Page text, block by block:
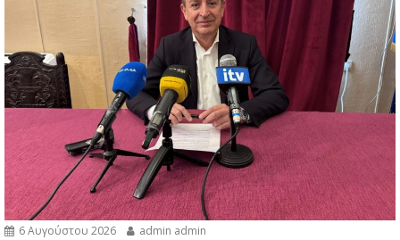
6 Αυγούστου 2026 admin admin